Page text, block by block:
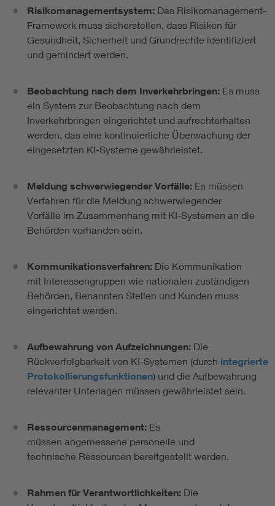
Risikomanagementsystem: Das Risikomanagement-
Framework muss sicherstellen, dass Risiken für
Gesundheit, Sicherheit und Grundrechte identifiziert
und gemindert werden.
Beobachtung nach dem Inverkehrbringen: Es muss
ein System zur Beobachtung nach dem
Inverkehrbringen eingerichtet und aufrechterhalten
werden, das eine kontinuierliche Überwachung der
eingesetzten KI-Systeme gewährleistet.
Meldung schwerwiegender Vorfälle: Es müssen
Verfahren für die Meldung schwerwiegender
Vorfälle im Zusammenhang mit KI-Systemen an die
Behörden vorhanden sein.
Kommunikationsverfahren: Die Kommunikation
mit Interessengruppen wie nationalen zuständigen
Behörden, Benannten Stellen und Kunden muss
eingerichtet werden.
Aufbewahrung von Aufzeichnungen: Die
Rückverfolgbarkeit von KI-Systemen (durch integrierte
Protokollierungsfunktionen) und die Aufbewahrung
relevanter Unterlagen müssen gewährleistet sein.
Ressourcenmanagement: Es
müssen angemessene personelle und
technische Ressourcen bereitgestellt werden.
Rahmen für Verantwortlichkeiten: Die